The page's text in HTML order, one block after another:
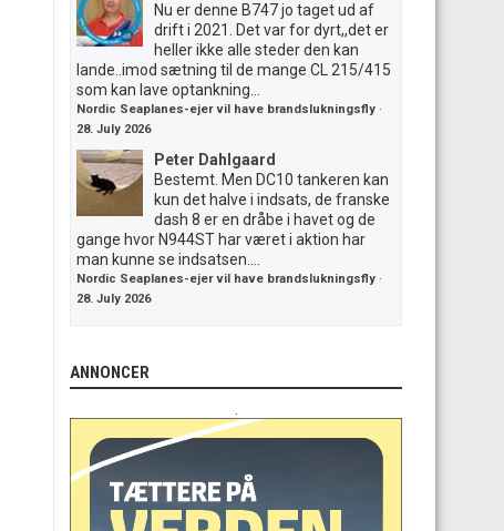
Nu er denne B747 jo taget ud af
drift i 2021. Det var for dyrt,,det er
heller ikke alle steder den kan
lande..imod sætning til de mange CL 215/415
som kan lave optankning...
Nordic Seaplanes-ejer vil have brandslukningsfly ·
28. July 2026
Peter Dahlgaard
Bestemt. Men DC10 tankeren kan
kun det halve i indsats, de franske
dash 8 er en dråbe i havet og de
gange hvor N944ST har været i aktion har
man kunne se indsatsen....
Nordic Seaplanes-ejer vil have brandslukningsfly ·
28. July 2026
ANNONCER